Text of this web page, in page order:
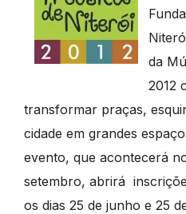
da
2012
transformar praças,
cidade em grandes
evento, que acontecerá
setembro, abrirá
os dias 25 de junho e 25